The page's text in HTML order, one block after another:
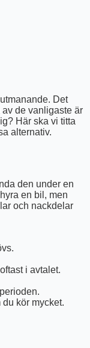
Det
de vanligaste är
Här ska vi titta
alternativ.
den under en
en bil, men
och nackdelar
i avtalet.
kör mycket.